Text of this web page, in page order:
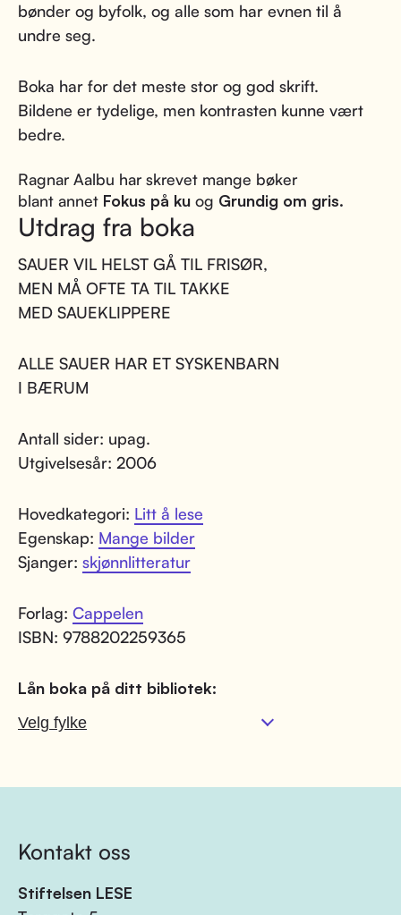
bønder og byfolk, og alle som har evnen til å
undre seg.
Boka har for det meste stor og god skrift.
Bildene er tydelige, men kontrasten kunne vært
bedre.
Ragnar Aalbu har skrevet mange bøker
blant annet Fokus på ku og Grundig om gris.
Utdrag fra boka
SAUER VIL HELST GÅ TIL FRISØR,
MEN MÅ OFTE TA TIL TAKKE
MED SAUEKLIPPERE
ALLE SAUER HAR ET SYSKENBARN
I BÆRUM
Antall sider: upag.
Utgivelsesår: 2006
Hovedkategori: Litt å lese
Egenskap: Mange bilder
Sjanger: skjønnlitteratur
Forlag: Cappelen
ISBN: 9788202259365
Lån boka på ditt bibliotek:
Kontakt oss
Stiftelsen LESE